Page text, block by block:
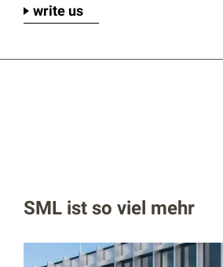
write us
SML ist so viel mehr